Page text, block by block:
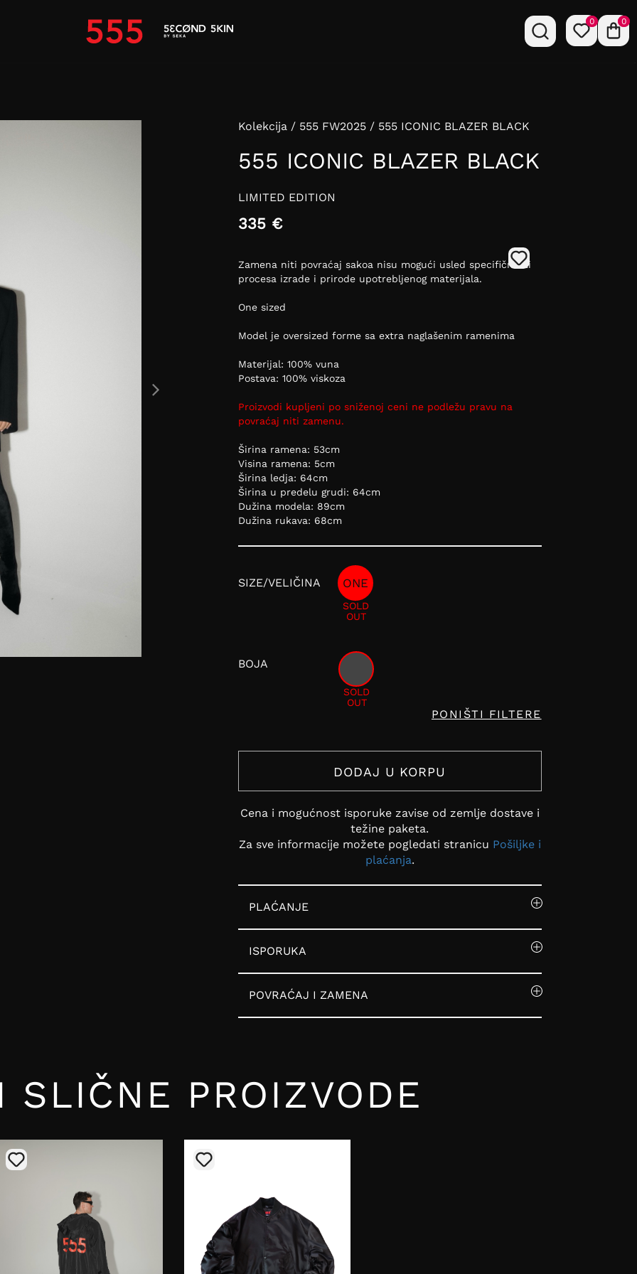
0
0
Kolekcija / 555 FW2025 / 555 ICONIC BLAZER BLACK
555 ICONIC BLAZER BLACK
LIMITED EDITION
335 €
Zamena niti povraćaj sakoa nisu mogući usled specifičnosti
procesa izrade i prirode upotrebljenog materijala.
One sized
Model je oversized forme sa extra naglašenim ramenima
Materijal: 100% vuna
Postava: 100% viskoza
Proizvodi kupljeni po sniženoj ceni ne podležu pravu na
povraćaj niti zamenu.
Širina ramena: 53cm
Visina ramena: 5cm
Širina ledja: 64cm
Širina u predelu grudi: 64cm
Dužina modela: 89cm
Dužina rukava: 68cm
SIZE/VELIČINA
ONE
SIZE
SOLD
OUT
BOJA
SOLD
OUT
PONIŠTI FILTERE
DODAJ U KORPU
Cena i mogućnost isporuke zavise od zemlje dostave i
težine paketa.
Za sve informacije možete pogledati stranicu Pošiljke i
plaćanja.
PLAĆANJE
ISPORUKA
POVRAĆAJ I ZAMENA
SLIČNE PROIZVODE